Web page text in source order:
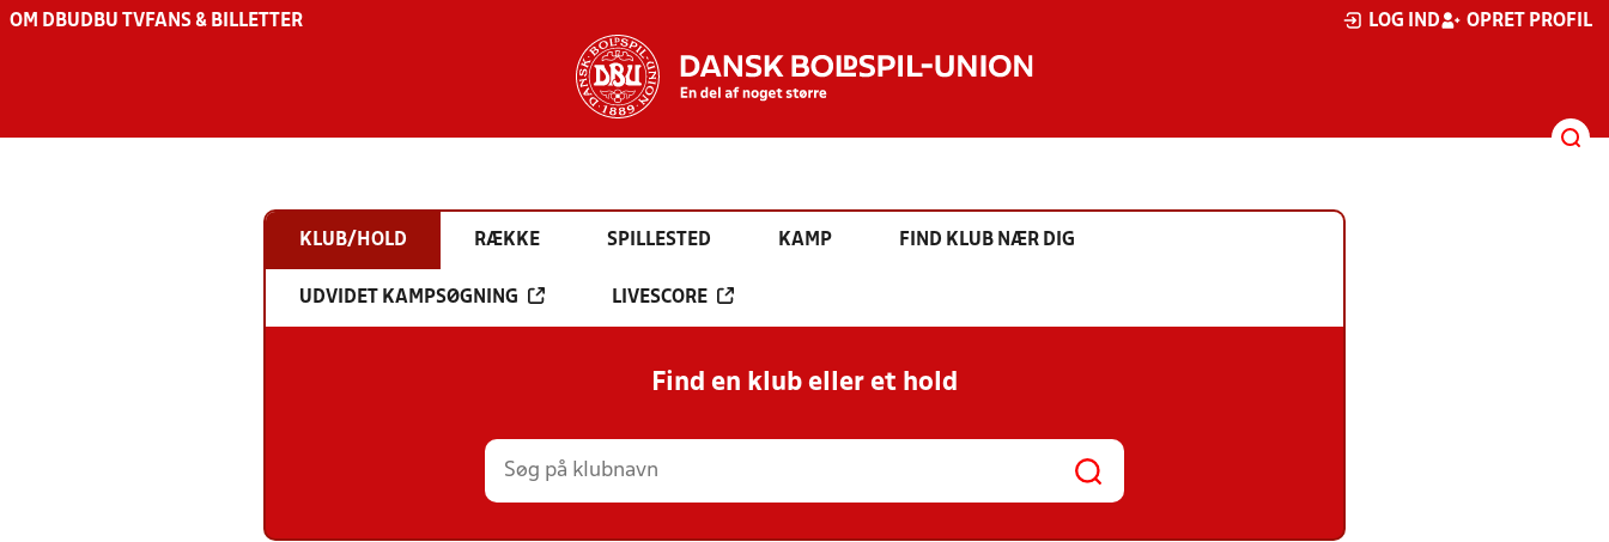
OM DBU DBU TV FANS & BILLETTER LOG IND OPRET PROFIL
KLUB/HOLD RÆKKE SPILLESTED KAMP FIND KLUB NÆR DIG
UDVIDET KAMPSØGNING LIVESCORE
Find en klub eller et hold